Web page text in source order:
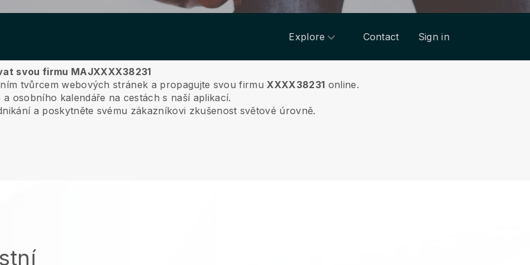
Explore Contact Sign in
svou firmu MAJXXXX38231
tvůrcem webových stránek a propagujte svou firmuXXXX38231 online.
osobního kalendáře na cestách s naší aplikací.
a poskytněte svému zákazníkovi zkušenost světové úrovně.